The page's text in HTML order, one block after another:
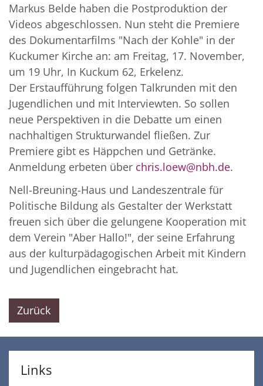
Markus Belde haben die Postproduktion der
Videos abgeschlossen. Nun steht die Premiere
des Dokumentarfilms "Nach der Kohle" in der
Kuckumer Kirche an: am Freitag, 17. November,
um 19 Uhr, In Kuckum 62, Erkelenz.
Der Erstaufführung folgen Talkrunden mit den
Jugendlichen und mit Interviewten. So sollen
neue Perspektiven in die Debatte um einen
nachhaltigen Strukturwandel fließen. Zur
Premiere gibt es Häppchen und Getränke.
Anmeldung erbeten über chris.loew@nbh.de.
Nell-Breuning-Haus und Landeszentrale für
Politische Bildung als Gestalter der Werkstatt
freuen sich über die gelungene Kooperation mit
dem Verein "Aber Hallo!", der seine Erfahrung
aus der kulturpädagogischen Arbeit mit Kindern
und Jugendlichen eingebracht hat.
Zurück
Links